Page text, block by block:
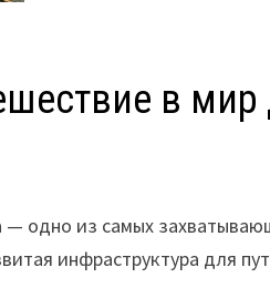
в
одно из самых
инфраструктура для